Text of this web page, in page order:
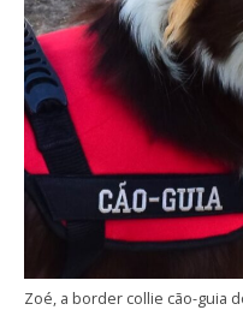
Zoé, a border collie cão-guia